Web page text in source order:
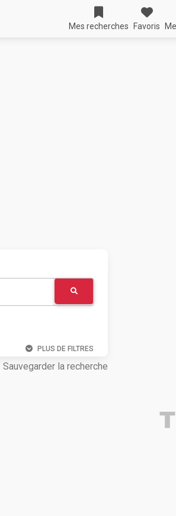
Mes recherches Favoris
PLUS DE FILTRES
Sauvegarder la recherche